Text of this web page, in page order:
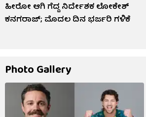
ಹೀರೋ ಆಗಿ ಗೆದ್ದ ನಿರ್ದೇಶಕ ಲೋಕೇಶ್
ಕನಗರಾಜ್; ಮೊದಲ ದಿನ ಭರ್ಜರಿ ಗಳಿಕೆ
Photo Gallery